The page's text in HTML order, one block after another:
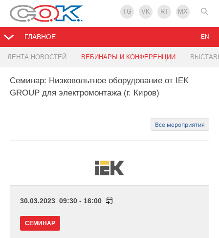
TG VK RT MX
ГЛАВНОЕ
ЛЕНТА НОВОСТЕЙ ВЕБИНАРЫ И КОНФЕРЕНЦИИ
EN
Семинар: Низковольтное оборудование от IEK
GROUP для электромонтажа (г. Киров)
Все мероприятия
30.03.2023 09:30 - 16:00
СЕМИНАР